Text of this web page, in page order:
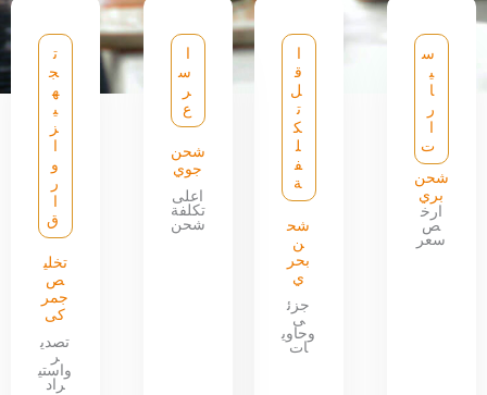
س
ي
ا
ر
ت
شحن
بري
ارخ
ص
سعر
ق
ل
ت
ك
ل
ف
ة
شح
ن
بحر
ي
جزئ
ى
وحاوي
ات
س
ر
ع
شحن
جوي
اعلى
تكلفة
شحن
ت
ج
ه
ي
ز
و
ر
ق
تخلي
ص
جمر
كى
تصدي
ر
واستي
راد